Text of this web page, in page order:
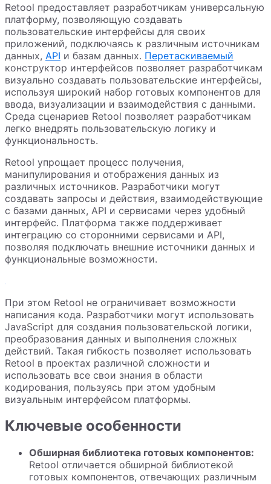
Retool предоставляет разработчикам универсальную
платформу, позволяющую создавать
пользовательские интерфейсы для своих
приложений, подключаясь к различным источникам
данных, API и базам данных. Перетаскиваемый
конструктор интерфейсов позволяет разработчикам
визуально создавать пользовательские интерфейсы,
используя широкий набор готовых компонентов для
ввода, визуализации и взаимодействия с данными.
Среда сценариев Retool позволяет разработчикам
легко внедрять пользовательскую логику и
функциональность.
Retool упрощает процесс получения,
манипулирования и отображения данных из
различных источников. Разработчики могут
создавать запросы и действия, взаимодействующие
с базами данных, API и сервисами через удобный
интерфейс. Платформа также поддерживает
интеграцию со сторонними сервисами и API,
позволяя подключать внешние источники данных и
функциональные возможности.
При этом Retool не ограничивает возможности
написания кода. Разработчики могут использовать
JavaScript для создания пользовательской логики,
преобразования данных и выполнения сложных
действий. Такая гибкость позволяет использовать
Retool в проектах различной сложности и
использовать все свои знания в области
кодирования, пользуясь при этом удобным
визуальным интерфейсом платформы.
Ключевые особенности
Обширная библиотека готовых компонентов:
Retool отличается обширной библиотекой
готовых компонентов, отвечающих различным